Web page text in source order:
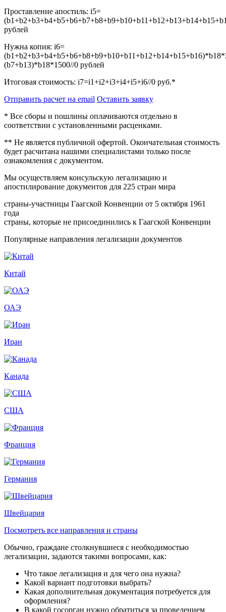
Проставление апостиль: i5=
рублей
Нужна копия: i6=
(b7+b13)*b18*1500//0 рублей
Итоговая стоимость: i7=i1+i2+i3+i4+i5+i6//0 руб.*
Отправить расчет на email Оставить заявку
* Все сборы и пошлины оплачиваются отдельно в
соответствии с установленными расценками.
** Не является публичной офертой. Окончательная стоимость
будет расчитана нашими специалистами только после
ознакомления с документом.
Мы осуществляем консульскую легализацию и
апостилирование документов для 225 стран мира
страны-участницы Гаагской Конвенции от 5 октября 1961
года
страны, которые не присоединились к Гаагской Конвенции
Популярные направления легализации документов
Китай
ОАЭ
Иран
Канада
США
Франция
Германия
Швейцария
Посмотреть все направления и страны
Обычно, граждане столкнувшиеся с необходимостью
легализации, задаются такими вопросами, как:
Что такое легализация и для чего она нужна?
Какой вариант подготовки выбрать?
Какая дополнительная документация потребуется для
оформления?
В какой госорган нужно обратиться за проведением